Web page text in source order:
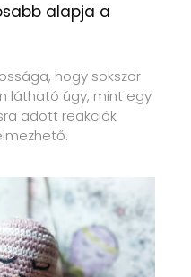
alapja a
hogy sokszor
látható úgy, mint egy
adott reakciók